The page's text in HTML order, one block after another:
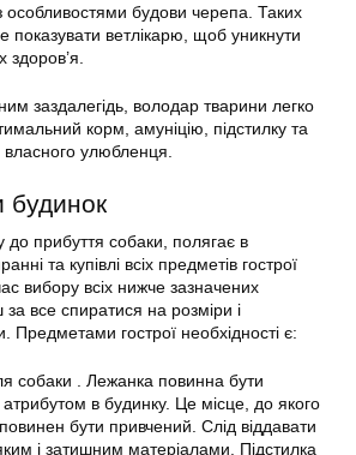
особливостями будови черепа. Таких
показувати ветлікарю, щоб уникнути
здоров’я.
заздалегідь, володар тварини легко
корм, амуніцію, підстилку та
улюбленця.
будинок
до прибуття собаки, полягає в
та купівлі всіх предметів гострої
вибору всіх нижче зазначених
за все спиратися на розміри і
Предметами гострої необхідності є:
собаки . Лежанка повинна бути
атрибутом в будинку. Це місце, до якого
бути привчений. Слід віддавати
і затишним матеріалами. Підстилка